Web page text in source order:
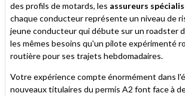
des profils de motards, les assureurs
chaque conducteur représente un niveau de
jeune conducteur qui débute sur un roadster
les mêmes besoins qu'un pilote expérimenté
routière pour ses trajets hebdomadaires.
Votre expérience compte énormément dans
nouveaux titulaires du permis A2 font face à